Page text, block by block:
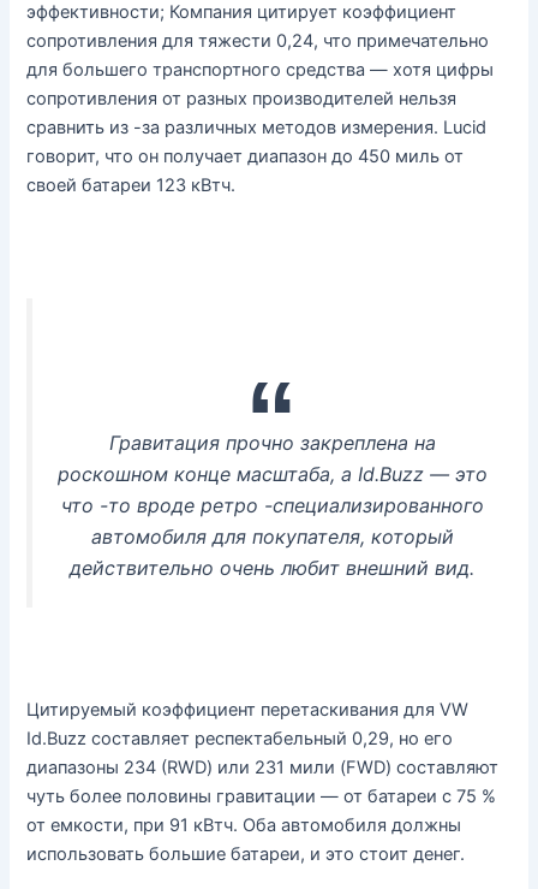
эффективности; Компания цитирует коэффициент
сопротивления для тяжести 0,24, что примечательно
для большего транспортного средства — хотя цифры
сопротивления от разных производителей нельзя
сравнить из -за различных методов измерения. Lucid
говорит, что он получает диапазон до 450 миль от
своей батареи 123 кВтч.
Гравитация прочно закреплена на
роскошном конце масштаба, а Id.Buzz — это
что -то вроде ретро -специализированного
автомобиля для покупателя, который
действительно очень любит внешний вид.
Цитируемый коэффициент перетаскивания для VW
Id.Buzz составляет респектабельный 0,29, но его
диапазоны 234 (RWD) или 231 мили (FWD) составляют
чуть более половины гравитации — от батареи с 75 %
от емкости, при 91 кВтч. Оба автомобиля должны
использовать большие батареи, и это стоит денег.